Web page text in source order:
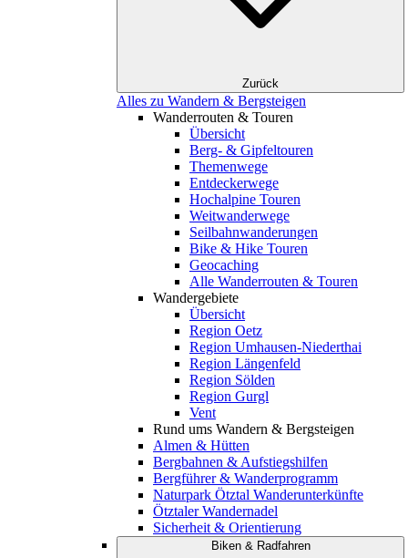
Zurück
Alles zu Wandern & Bergsteigen
Wanderrouten & Touren
Übersicht
Berg- & Gipfeltouren
Themenwege
Entdeckerwege
Hochalpine Touren
Weitwanderwege
Seilbahnwanderungen
Bike & Hike Touren
Geocaching
Alle Wanderrouten & Touren
Wandergebiete
Übersicht
Region Oetz
Region Umhausen-Niederthai
Region Längenfeld
Region Sölden
Region Gurgl
Vent
Rund ums Wandern & Bergsteigen
Almen & Hütten
Bergbahnen & Aufstiegshilfen
Bergführer & Wanderprogramm
Naturpark Ötztal Wanderunterkünfte
Ötztaler Wandernadel
Sicherheit & Orientierung
Biken & Radfahren